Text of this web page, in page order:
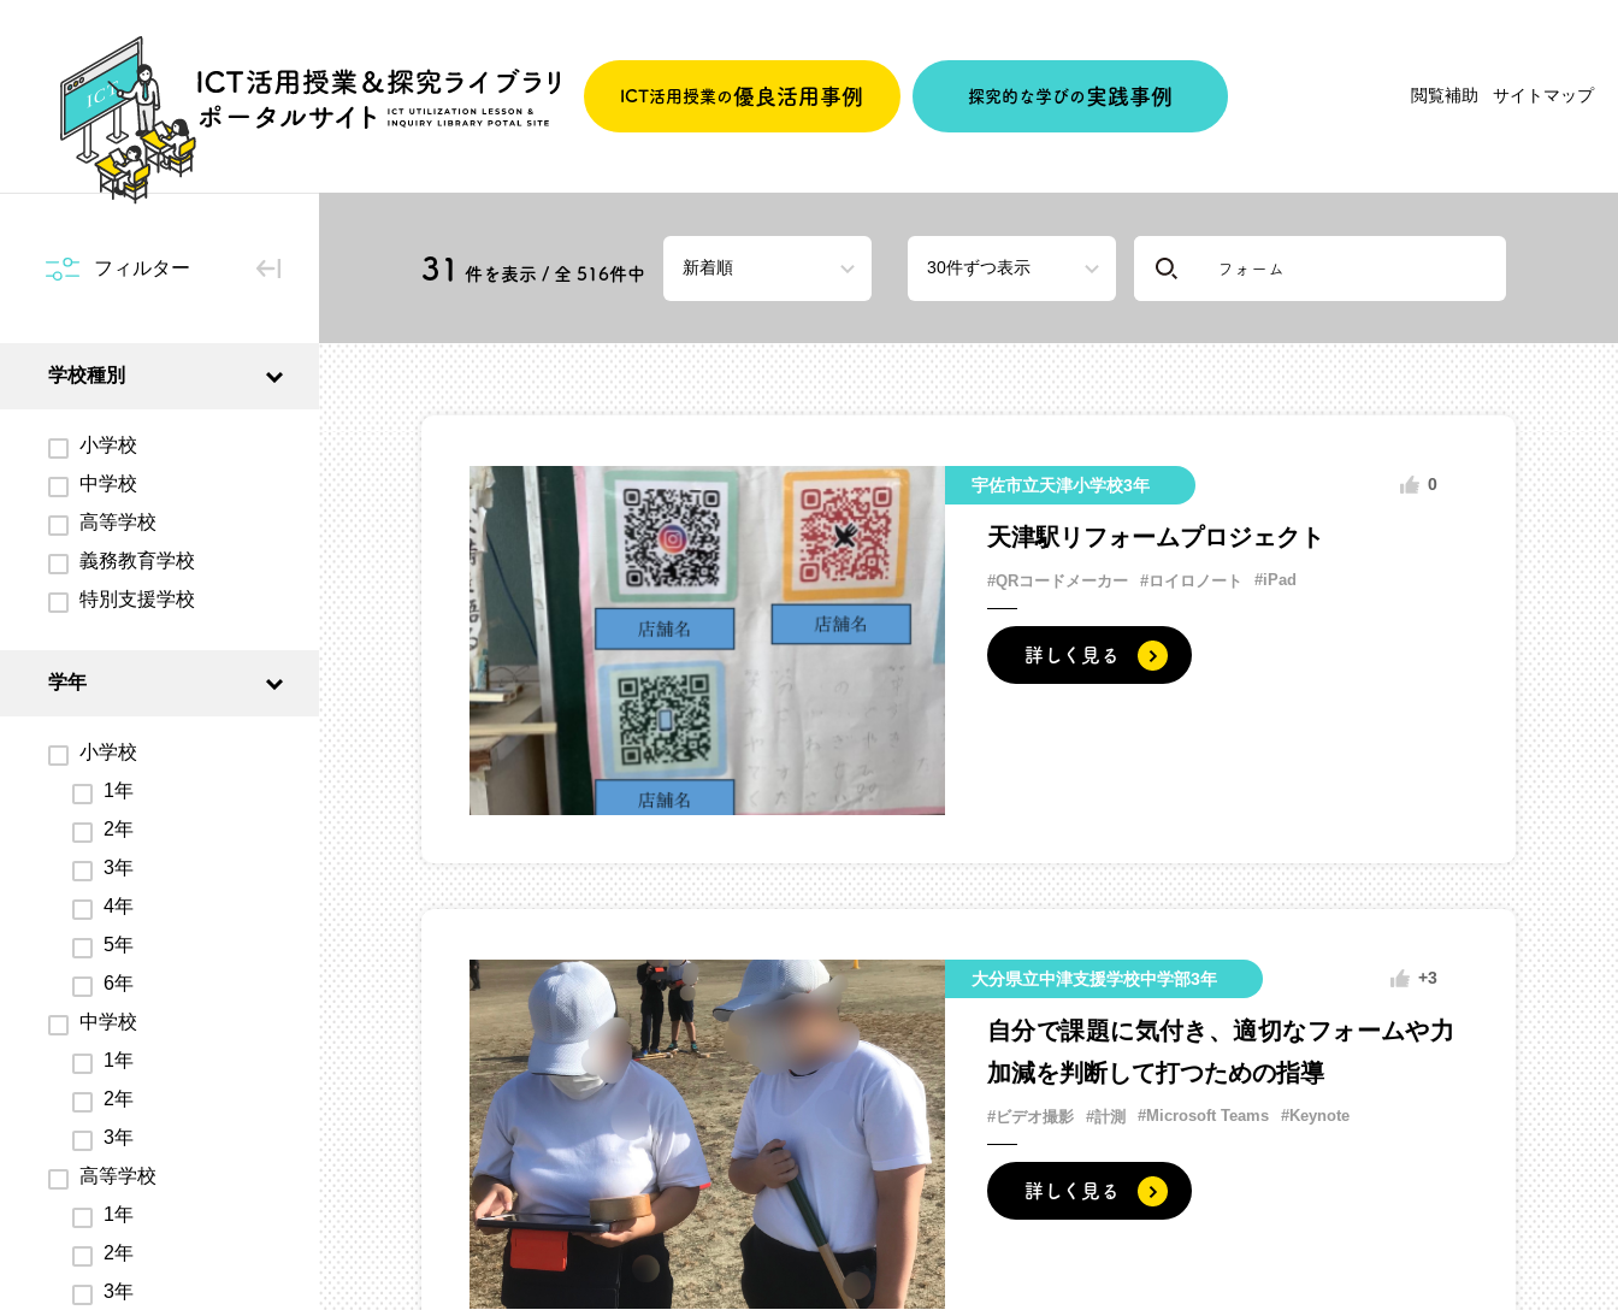
ICT活用授業の優良活用事例 探究的な学びの 実践事例 閲覧補助 サイトマップ
フィルター 31 件を表示 / 全 516件中
学校種別
小学校
中学校
高等学校
義務教育学校
特別支援学校
学年
小学校
1年
2年
3年
4年
5年
6年
中学校
1年
2年
3年
高等学校
1年
2年
3年
宇佐市立天津小学校3年 0
天津駅リフォームプロジェクト
#QRコードメーカー #ロイロノート #iPad
詳しく見る
大分県立中津支援学校中学部3年 +3
自分で課題に気付き、適切なフォームや力
加減を判断して打つための指導
#ビデオ撮影 #計測 #Microsoft Teams #Keynote
詳しく見る